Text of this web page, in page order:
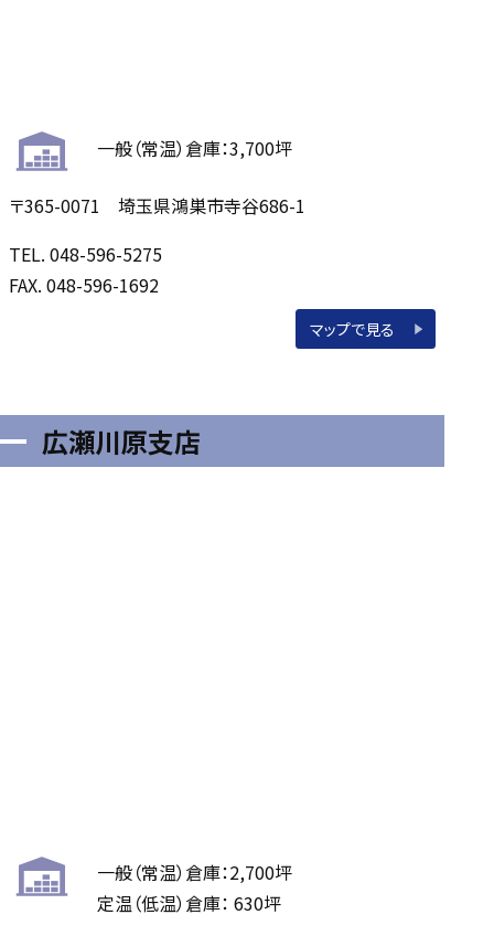
一般（常温）倉庫：3,700坪
〒365-0071 埼玉県鴻巣市寺谷686-1
TEL. 048-596-5275
FAX. 048-596-1692
マップで見る
広瀬川原支店
一般（常温）倉庫：2,700坪
定温（低温）倉庫： 630坪